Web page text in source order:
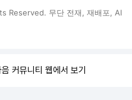
Reserved. 무단 전재, 재배포, AI
커뮤니티 웹에서 보기